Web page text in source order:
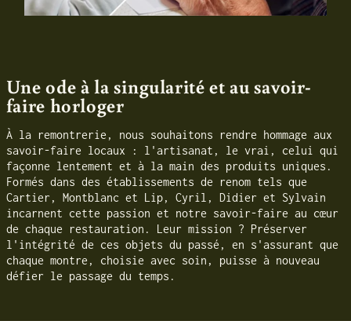
Une ode à la singularité et au savoir-
faire horloger
À la remontrerie, nous souhaitons rendre hommage aux
savoir-faire locaux : l'artisanat, le vrai, celui qui
façonne lentement et à la main des produits uniques.
Formés dans des établissements de renom tels que
Cartier, Montblanc et Lip, Cyril, Didier et Sylvain
incarnent cette passion et notre savoir-faire au cœur
de chaque restauration. Leur mission ? Préserver
l'intégrité de ces objets du passé, en s'assurant que
chaque montre, choisie avec soin, puisse à nouveau
défier le passage du temps.